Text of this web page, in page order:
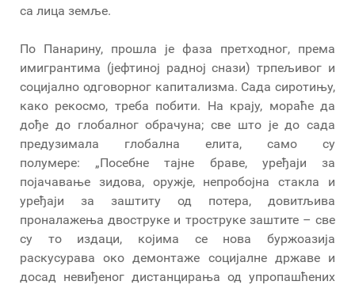
са лица земље.
По Панарину, прошла је фаза претходног, према
имигрантима (јефтиној радној снази) трпељивог и
социјално одговорног капитализма. Сада сиротињу,
како рекосмо, треба побити. На крају, мораће да
дође до глобалног обрачуна; све што је до сада
предузимала глобална елита, само су
полумере: „Посебне тајне браве, уређаји за
појачавање зидова, оружје, непробојна стакла и
уређаји за заштиту од потера, довитљива
проналажења двоструке и троструке заштите – све
су то издаци, којима се нова буржоазија
раскусурава око демонтаже социјалне државе и
досад невиђеног дистанцирања од упропашћених